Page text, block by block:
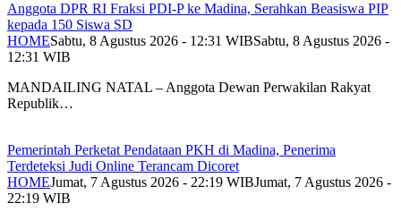
Anggota DPR RI Fraksi PDI-P ke Madina, Serahkan Beasiswa PIP
kepada 150 Siswa SD
HOMESabtu, 8 Agustus 2026 - 12:31 WIBSabtu, 8 Agustus 2026 -
12:31 WIB
MANDAILING NATAL – Anggota Dewan Perwakilan Rakyat
Republik…
Pemerintah Perketat Pendataan PKH di Madina, Penerima
Terdeteksi Judi Online Terancam Dicoret
HOMEJumat, 7 Agustus 2026 - 22:19 WIBJumat, 7 Agustus 2026 -
22:19 WIB